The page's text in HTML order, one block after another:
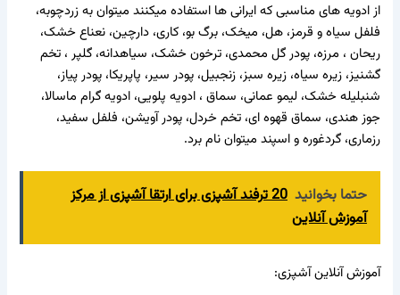
از ادویه های مناسبی که ایرانی ها استفاده میکنند میتوان به زردچوبه،
فلفل سیاه و قرمز، هل، میخک، برگ بو، کاری، دارچین، نعناع خشک،
ریحان ، مرزه، پودر گل محمدی، ترخون خشک، سیاهدانه، گلپر ، تخم
گشنیز، زیره سیاه، زیره سبز، زنجبیل، پودر سیر، پاپریکا، پودر پیاز،
شنبلیله خشک، لیمو عمانی، سماق ، ادویه پلویی، ادویه گرام ماسالا،
جوز هندی، سماق قهوه ای، تخم خردل، پودر آویشن، فلفل سفید،
رزماری، گردغوره و اسپند میتوان نام برد.
حتما بخوانید
20 ترفند آشپزی برای ارتقا آشپزی از مرکز
آموزش آنلاین
آموزش آنلاین آشپزی: